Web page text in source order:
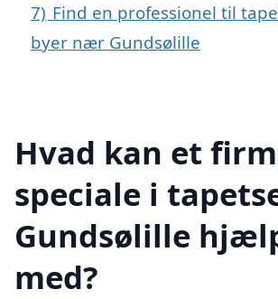
7) Find en professionel til
byer nær Gundsølille
Hvad kan et
speciale i
Gundsølille
med?